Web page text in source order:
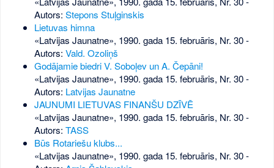
Autors: Stepons Stuļginskis
Lietuvas himna
«Latvijas Jaunatne», 1990. gada 15. februāris, Nr. 30-
Autors: Vald. Ozoliņš
Godājamie biedri V. Soboļev un A. Čepāni!
«Latvijas Jaunatne», 1990. gada 15. februāris, Nr. 30-
Autors: Latvijas Jaunatne
JAUNUMI LIETUVAS FINANŠU DZĪVĒ
«Latvijas Jaunatne», 1990. gada 15. februāris, Nr. 30-
Autors: TASS
Būs Rotariešu klubs...
«Latvijas Jaunatne», 1990. gada 15. februāris, Nr. 30-